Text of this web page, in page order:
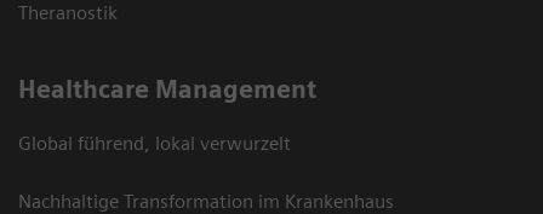
Theranostik
Healthcare Management
Global führend, lokal verwurzelt
Nachhaltige Transformation im Krankenhaus